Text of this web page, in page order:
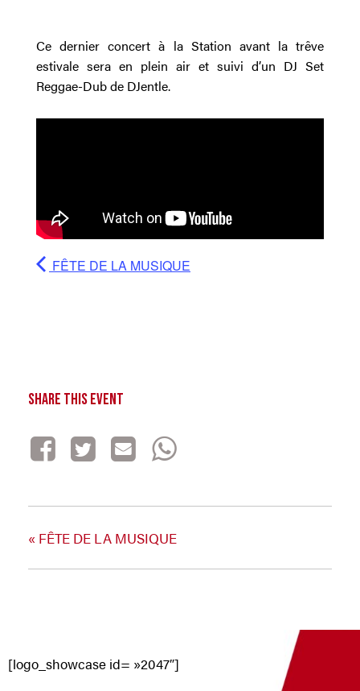
Ce dernier concert à la Station avant la trêve
estivale sera en plein air et suivi d’un DJ Set
Reggae-Dub de DJentle.
FÊTE DE LA MUSIQUE
Share This Event
« FÊTE DE LA MUSIQUE
[logo_showcase id= »2047″]